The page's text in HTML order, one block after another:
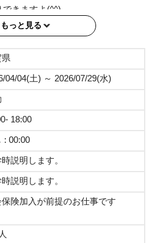
できますよ(^^)
3日～OK！（土日祝休み）
石部北
歩約15分
車通勤OK
期
もっと見る
04/04(土) ～ 2026/07/29(水)
18:00
: 00:00
時説明します。
時説明します。
険加入が前提のお仕事です